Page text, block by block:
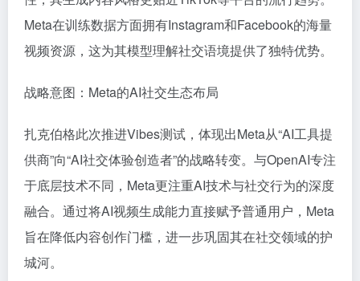
Meta在训练数据方面拥有Instagram和Facebook的海量
视频资源，这为其模型理解社交语境提供了独特优势。
战略意图：Meta的AI社交生态布局
扎克伯格此次推进Vibes测试，体现出Meta从“AI工具提
供商”向“AI社交体验创造者”的战略转变。与OpenAI专注
于底层技术不同，Meta更注重AI技术与社交行为的深度
融合。通过将AI视频生成能力直接赋予普通用户，Meta
旨在降低内容创作门槛，进一步巩固其在社交领域的护
城河。